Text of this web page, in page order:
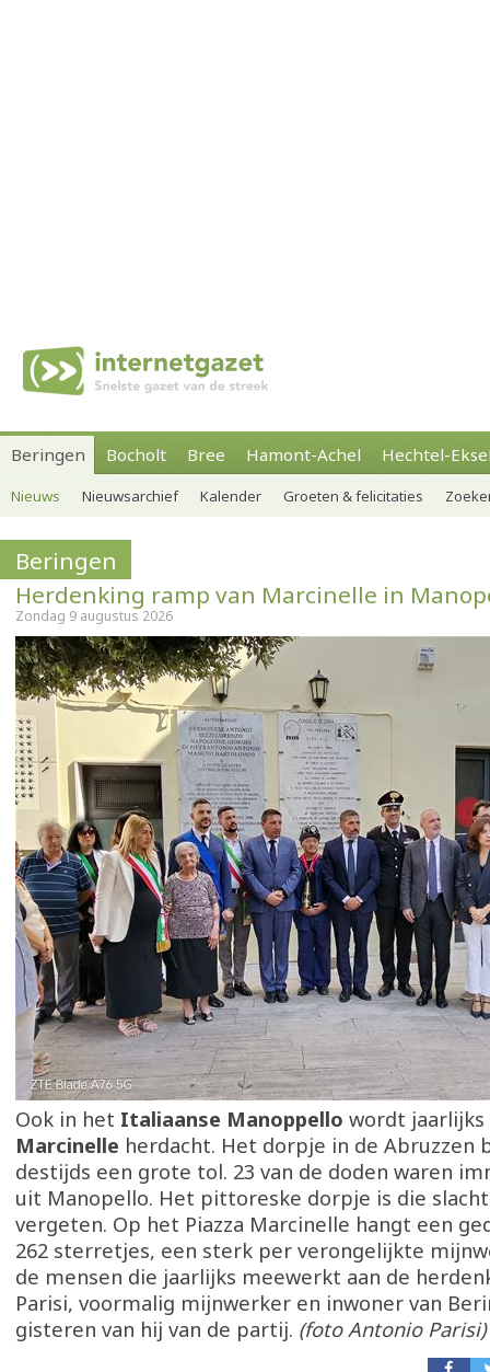
Beringen Bocholt Bree Hamont-Achel Hechtel-
Nieuws Nieuwsarchief Kalender Groeten & felicitaties
Beringen
Herdenking ramp van Marcinelle in
Zondag 9 augustus 2026
Ook in het Italiaanse Manoppello wordt
Marcinelle herdacht. Het dorpje in de Abruzzen
destijds een grote tol. 23 van de doden waren
uit Manopello. Het pittoreske dorpje is die
vergeten. Op het Piazza Marcinelle hangt een
262 sterretjes, een sterk per verongelijkte
de mensen die jaarlijks meewerkt aan de
Parisi, voormalig mijnwerker en inwoner van
gisteren van hij van de partij. (foto Antonio Parisi)